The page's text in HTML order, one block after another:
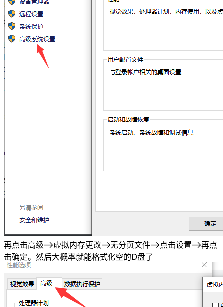
再点击高级->虚拟内存更改->无分页文件->点击设置->再点
击确定。然后大概率就能格式化空的D盘了